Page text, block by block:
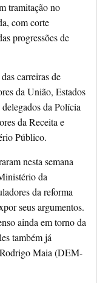
tramitação no
com corte
progressões de
carreiras de
da União, Estados
da Polícia
da Receita e
Público.
nesta semana
da
da reforma
seus argumentos.
ainda em torno da
também já
Maia (DEM-